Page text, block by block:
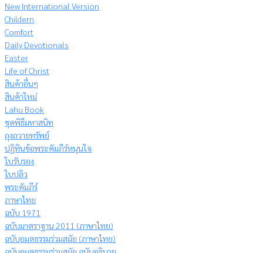
New International Version
Childern
Comfort
Daily Devotionals
Easter
Life of Christ
สินค้าอื่นๆ
สินค้าใหม่
Lahu Book
ชุดพิธีมหาสนิท
ถุงถวายทรัพย์
ปฏิทินข้อพระคัมภีร์หนุนใจ
ใบรับรอง
ใบปลิว
พระคัมภีร์
ภาษาไทย
ฉบับ 1971
ฉบับมาตราฐาน 2011 (ภาษาไทย)
ฉบับอมตธรรมร่วมสมัย (ภาษาไทย)